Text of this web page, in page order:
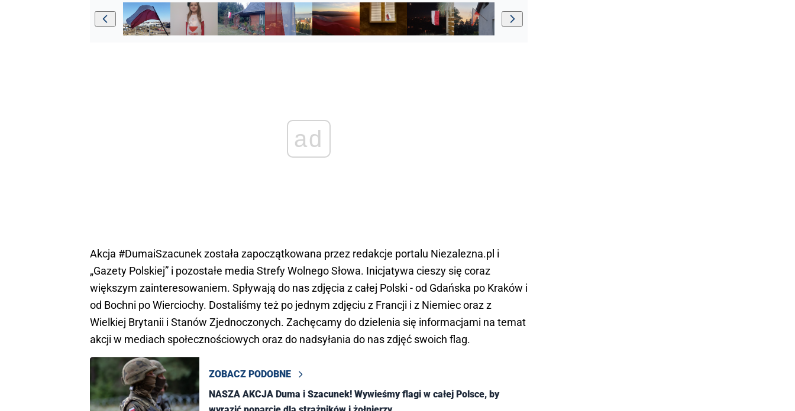
ad
Akcja #DumaiSzacunek została zapoczątkowana przez redakcje portalu Niezalezna.pl i
„Gazety Polskiej” i pozostałe media Strefy Wolnego Słowa. Inicjatywa cieszy się coraz
większym zainteresowaniem. Spływają do nas zdjęcia z całej Polski - od Gdańska po Kraków i
od Bochni po Wierciochy. Dostaliśmy też po jednym zdjęciu z Francji i z Niemiec oraz z
Wielkiej Brytanii i Stanów Zjednoczonych. Zachęcamy do dzielenia się informacjami na temat
akcji w mediach społecznościowych oraz do nadsyłania do nas zdjęć swoich flag.
ZOBACZ PODOBNE
NASZA AKCJA Duma i Szacunek! Wywieśmy flagi w całej Polsce, by